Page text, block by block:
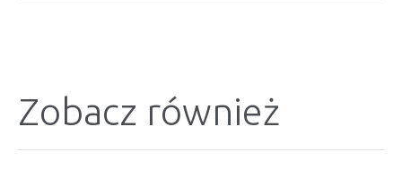
Zobacz również